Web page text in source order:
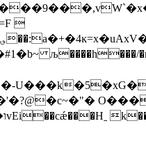
љ����h���/